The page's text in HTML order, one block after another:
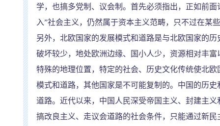
学，也搞多党制、议会制。首先必须指出，正如前
入”社会主义，仍然属于资本主义范畴，只不过在某
另外，北欧国家的发展模式和道路是与北欧国家的
破坏较少，地处欧洲边缘、国小人少，资源相对丰
特殊的地理位置，特定的社会、历史文化传统使北
模式和道路，其他国家是不可能复制的。中国的历
道路。近代以来，中国人民深受帝国主义、封建主
搞改良主义、走议会道路的社会条件，只能通过新